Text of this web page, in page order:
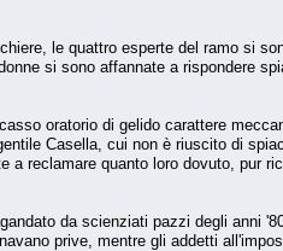
le quattro esperte del ramo si
si sono affannate a rispondere
oratorio di gelido carattere
Casella, cui non è riuscito di
a reclamare quanto loro dovuto, pur
da scienziati pazzi degli anni
prive, mentre gli addetti